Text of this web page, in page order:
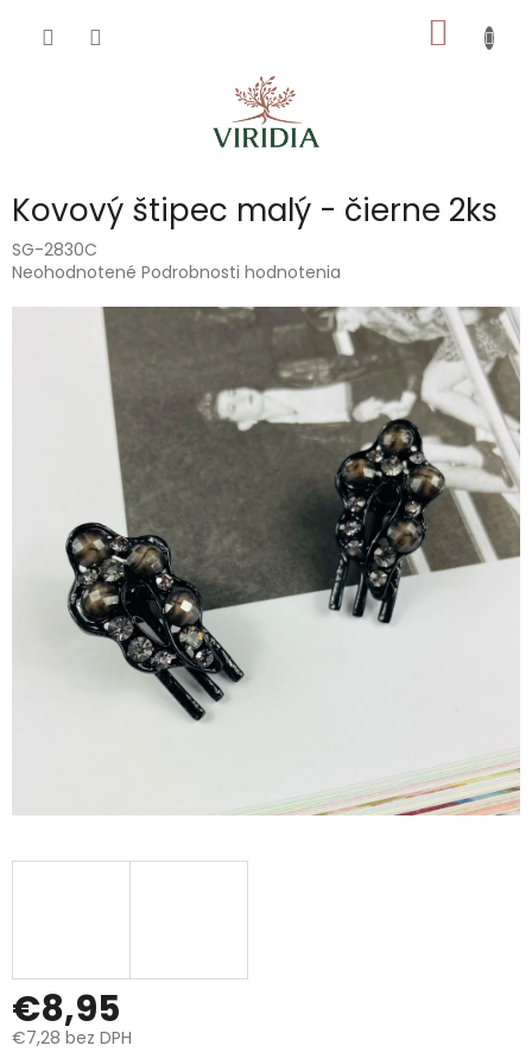
KOŠÍK
Kovový štipec malý - čierne 2ks
SG-2830C
Priemerné
Neohodnotené Podrobnosti hodnotenia
€8,95
€7,28 bez DPH